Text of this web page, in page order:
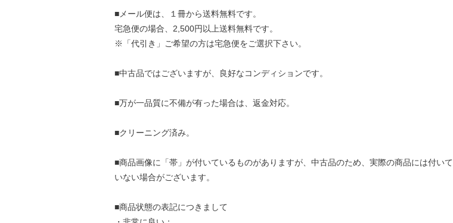
■メール便は、１冊から送料無料です。
宅急便の場合、2,500円以上送料無料です。
※「代引き」ご希望の方は宅急便をご選択下さい。
■中古品ではございますが、良好なコンディションです。
■万が一品質に不備が有った場合は、返金対応。
■クリーニング済み。
■商品画像に「帯」が付いているものがありますが、中古品のため、実際の商品には付いて
いない場合がございます。
■商品状態の表記につきまして